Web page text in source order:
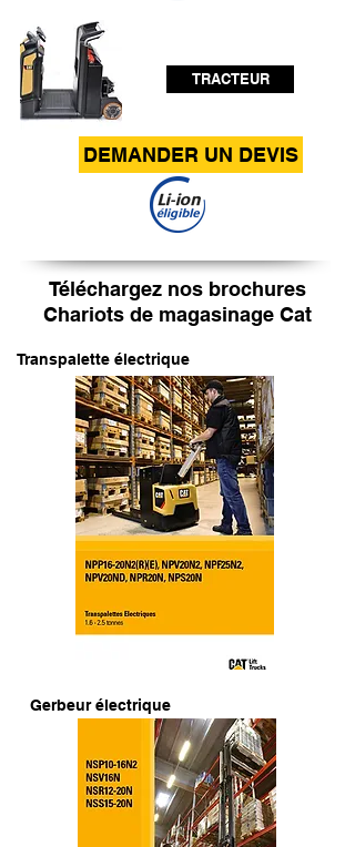
TRACTEUR
DEMANDER UN DEVIS
Téléchargez nos brochures
Chariots de magasinage Cat
Transpalette électrique
Gerbeur électrique